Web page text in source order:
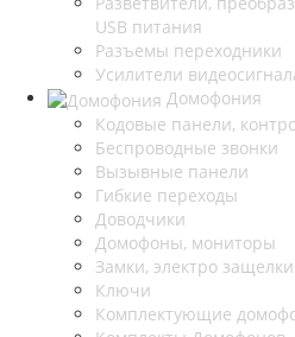
USB питания
Разъемы переходники
Усилители
Домофония
Кодовые панели,
Беспроводные звонки
Вызывные панели
Гибкие переходы
Доводчики
Домофоны, мониторы
Замки, электро защелки
Ключи
Комплектующие